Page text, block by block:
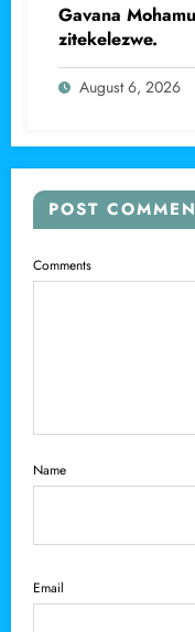
Gavana
zitekelezwe.
August 6, 2026
POST
Comments
Name
Email